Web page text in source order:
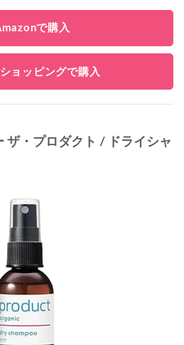
で購入
ョッピングで購入
・プロダクト / ドライシャ